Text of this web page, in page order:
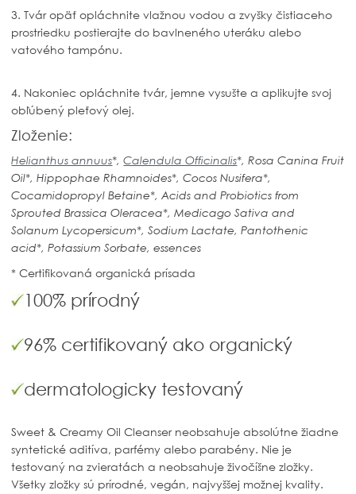
3. Tvár opäť opláchnite vlažnou vodou a zvyšky čistiaceho
prostriedku postierajte do bavlneného uteráku alebo
vatového tampónu.
4. Nakoniec opláchnite tvár, jemne vysušte a aplikujte svoj
obľúbený pleťový olej.
Zloženie:
Helianthus annuus*,Calendula Officinalis*, Rosa Canina Fruit
Oil*, Hippophae Rhamnoides*, Cocos Nusifera*,
Cocamidopropyl Betaine*, Acids and Probiotics from
Sprouted Brassica Oleracea*, Medicago Sativa and
Solanum Lycopersicum*, Sodium Lactate, Pantothenic
acid*, Potassium Sorbate, essences
* Certifikovaná organická prísada
100% prírodný
96% certifikovaný ako organický
dermatologicky testovaný
Sweet & Creamy Oil Cleanser neobsahuje absolútne žiadne
syntetické aditíva, parfémy alebo parabény. Nie je
testovaný na zvieratách a neobsahuje živočíšne zložky.
Všetky zložky sú prírodné, vegán, najvyššej možnej kvality.